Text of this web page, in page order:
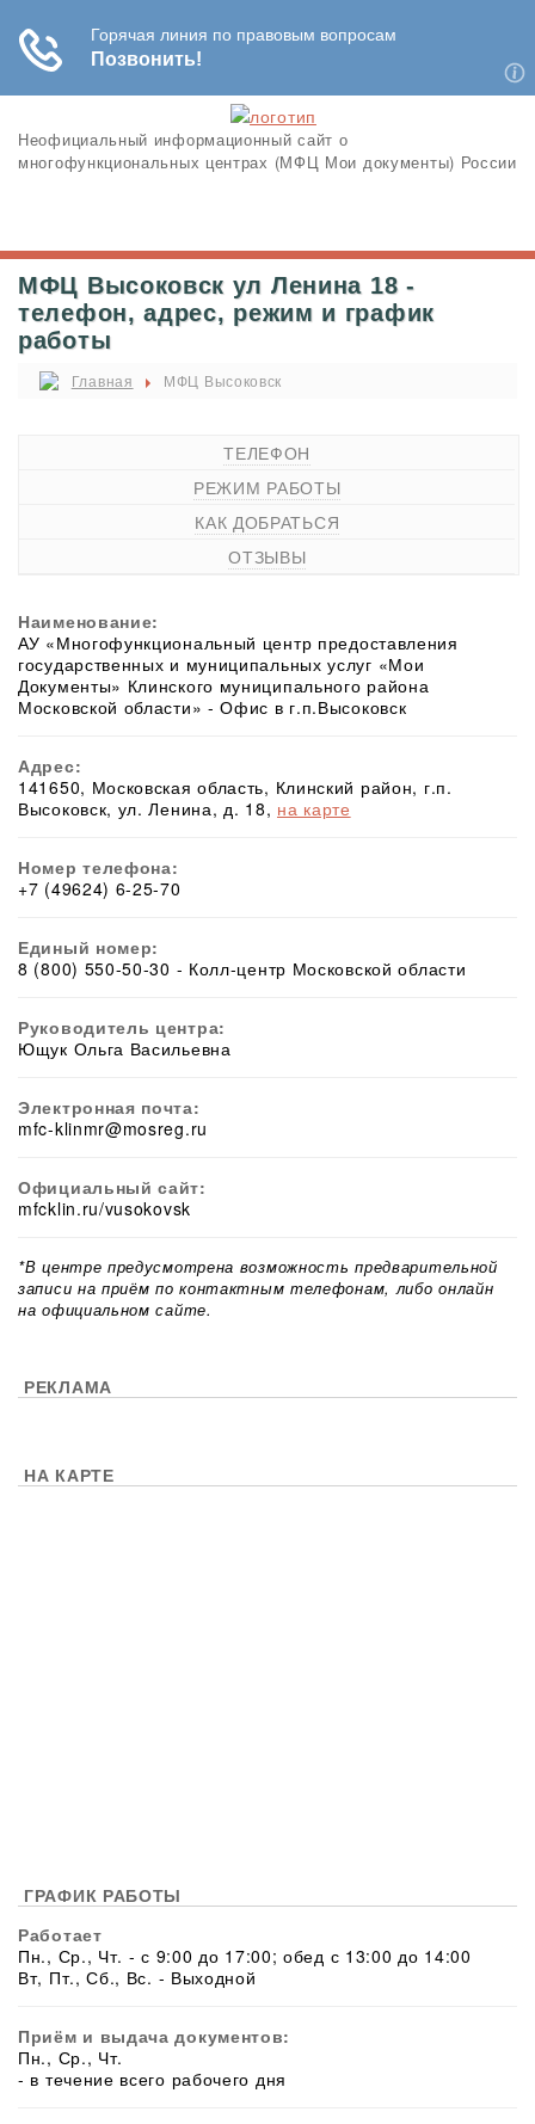
Неофициальный информационный сайт о
многофункциональных центрах (МФЦ Мои документы) России
МФЦ Высоковск ул Ленина 18 -
телефон, адрес, режим и график
работы
Главная МФЦ Высоковск
ТЕЛЕФОН
РЕЖИМ РАБОТЫ
КАК ДОБРАТЬСЯ
ОТЗЫВЫ
Наименование:
АУ «Многофункциональный центр предоставления
государственных и муниципальных услуг «Мои
Документы» Клинского муниципального района
Московской области» - Офис в г.п.Высоковск
Адрес:
141650, Московская область, Клинский район, г.п.
Высоковск, ул. Ленина, д. 18, на карте
Номер телефона:
+7 (49624) 6-25-70
Единый номер:
8 (800) 550-50-30 - Колл-центр Московской области
Руководитель центра:
Ющук Ольга Васильевна
Электронная почта:
mfc-klinmr@mosreg.ru
Официальный сайт:
mfcklin.ru/vusokovsk
*В центре предусмотрена возможность предварительной
записи на приём по контактным телефонам, либо онлайн
на официальном сайте.
РЕКЛАМА
НА КАРТЕ
ГРАФИК РАБОТЫ
Работает
Пн., Ср., Чт. - с 9:00 до 17:00; обед с 13:00 до 14:00
Вт, Пт., Сб., Вс. - Выходной
Приём и выдача документов:
Пн., Ср., Чт.
- в течение всего рабочего дня